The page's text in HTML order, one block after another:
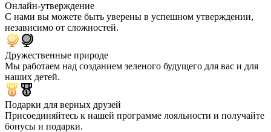
Онлайн-утверждение
С нами вы можете быть уверены в успешном утверждении,
независимо от сложностей.
Дружественные природе
Мы работаем над созданием зеленого будущего для вас и для
наших детей.
Подарки для верных друзей
Присоединяйтесь к нашей программе лояльности и получайте
бонусы и подарки.